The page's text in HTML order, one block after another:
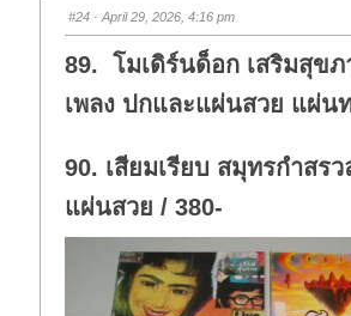
d
o
n
.
u
p
#24 · April 29, 2026, 4:16 pm
89. โมเดิร์นด็อก เสริมสุขภ
เพลง ปกและแผ่นสวย แผ่น
90. เสียมเรียบ สมุทรกำสร
แผ่นสวย / 380-